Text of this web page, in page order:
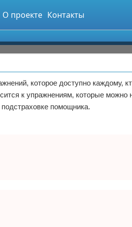
О проекте Контакты
которое доступно каждому,
к упражнениям, которые можно
помощника.